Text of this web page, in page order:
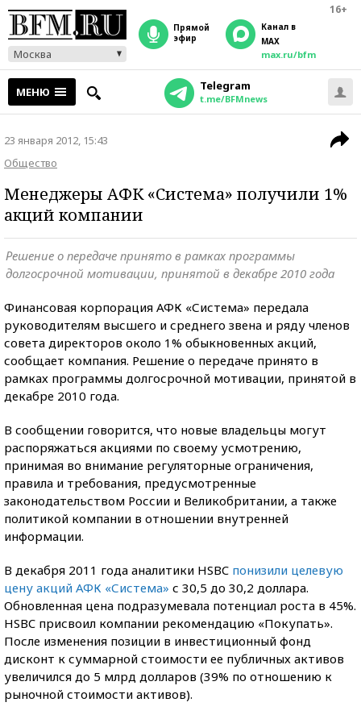
16+
Москва
прямой
эфир
Канал в
MAX
max.ru/bfm
МЕНЮ Telegram
t.me/BFMnews
23 января 2012, 15:43
Общество
Менеджеры АФК «Система» получили 1%
акций компании
Решение о передаче принято в рамках программы
долгосрочной мотивации, принятой в декабре 2010 года
Финансовая корпорация АФК «Система» передала
руководителям высшего и среднего звена и ряду членов
совета директоров около 1% обыкновенных акций,
сообщает компания. Решение о передаче принято в
рамках программы долгосрочной мотивации, принятой в
декабре 2010 года.
В сообщении говорится, что новые владельцы могут
распоряжаться акциями по своему усмотрению,
принимая во внимание регуляторные ограничения,
правила и требования, предусмотренные
законодательством России и Великобритании, а также
политикой компании в отношении внутренней
информации.
В декабря 2011 года аналитики HSBC понизили целевую
цену акций АФК «Система» с 30,5 до 30,2 доллара.
Обновленная цена подразумевала потенциал роста в 45%.
HSBC присвоил компании рекомендацию «Покупать».
После изменения позиции в инвестиционный фонд
дисконт к суммарной стоимости ее публичных активов
увеличился до 5 млрд долларов (39% по отношению к
рыночной стоимости активов).